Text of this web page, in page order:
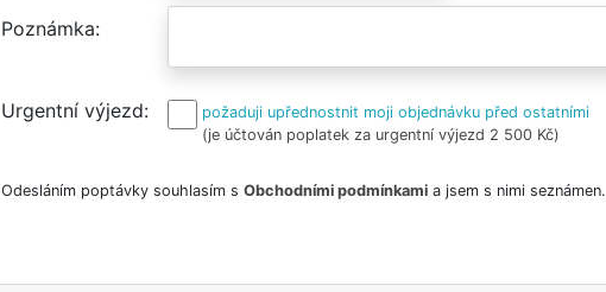
Poznámka
Urgentní výjezd
požaduji upřednostnit moji objednávku před ostatními
(je účtován poplatek za urgentní výjezd 2 500 Kč)
Odesláním poptávky souhlasím s Obchodními podmínkamia jsem s nimi seznámen.